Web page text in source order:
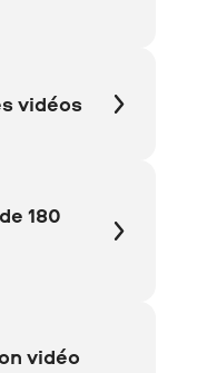
vidéos
180
vidéo